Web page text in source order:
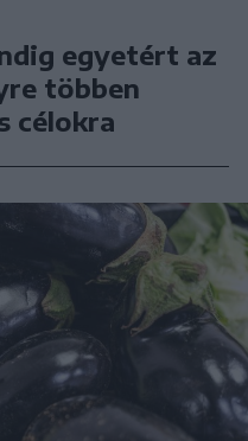
egyetért az
többen
célokra